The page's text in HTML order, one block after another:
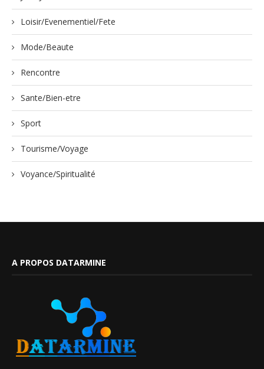
Loisir/Evenementiel/Fete
Mode/Beaute
Rencontre
Sante/Bien-etre
Sport
Tourisme/Voyage
Voyance/Spiritualité
A PROPOS DATARMINE